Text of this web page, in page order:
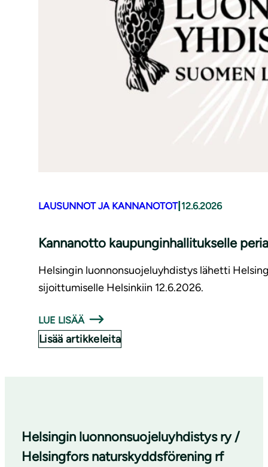
LAUSUNNOT JA KANNANOTOT| 12.6.2026
Kannanotto kaupunginhallitukselle
Helsingin luonnonsuojeluyhdistys lähetti
sijoittumiselle Helsinkiin 12.6.2026.
LUE LISÄÄ
Lisää artikkeleita
Helsingin luonnonsuojeluyhdistys ry /
Helsingfors naturskyddsförening rf